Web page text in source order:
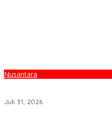
Nusantara
Juli 31, 2026